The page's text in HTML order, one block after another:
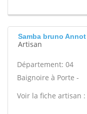
Samba bruno Annot
Artisan
Département: 04
Baignoire à Porte -
Voir la fiche artisan :